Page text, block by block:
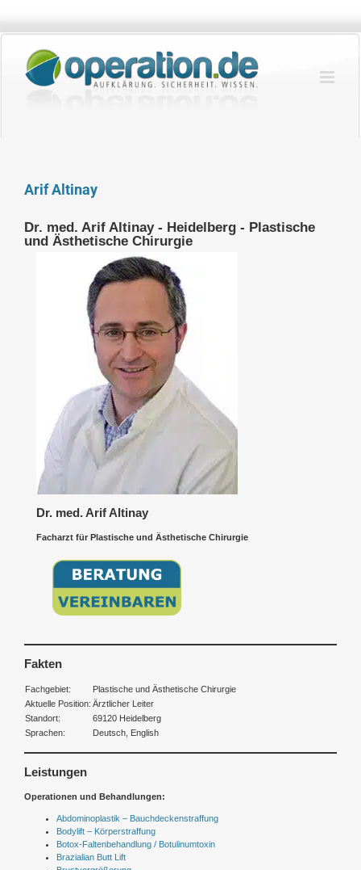
springen
Arif Altinay
Dr. med. Arif Altinay - Heidelberg - Plastische
und Ästhetische Chirurgie
Dr. med. Arif Altinay
Facharzt für Plastische und Ästhetische Chirurgie
Fakten
Fachgebiet:
Plastische und Ästhetische Chirurgie
Aktuelle Position: Ärztlicher Leiter
Standort:
69120 Heidelberg
Sprachen:
Deutsch, English
Leistungen
Operationen und Behandlungen:
Abdominoplastik – Bauchdeckenstraffung
Bodylift – Körperstraffung
Botox-Faltenbehandlung / Botulinumtoxin
Brazialian Butt Lift